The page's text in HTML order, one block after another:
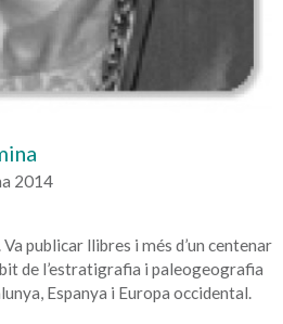
2014
publicar llibres i més d’un centenar
de l’estratigrafia i paleogeografia
Espanya i Europa occidental.